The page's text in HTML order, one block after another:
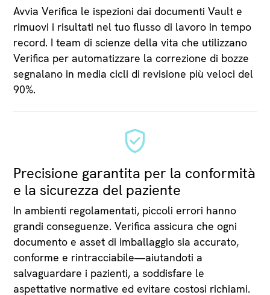
Avvia Verifica le ispezioni dai documenti Vault e
rimuovi i risultati nel tuo flusso di lavoro in tempo
record. I team di scienze della vita che utilizzano
Verifica per automatizzare la correzione di bozze
segnalano in media cicli di revisione più veloci del
90%.
Precisione garantita per la conformità
e la sicurezza del paziente
In ambienti regolamentati, piccoli errori hanno
grandi conseguenze. Verifica assicura che ogni
documento e asset di imballaggio sia accurato,
conforme e rintracciabile—aiutandoti a
salvaguardare i pazienti, a soddisfare le
aspettative normative ed evitare costosi richiami.